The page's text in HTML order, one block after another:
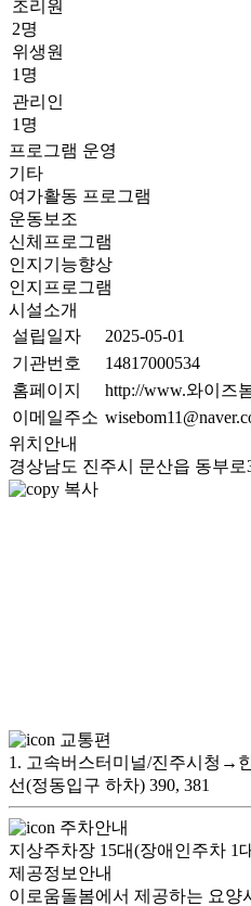
조리원
2명
위생원
1명
관리인
1명
프로그램 운영
기타
여가활동 프로그램
운동보조
신체프로그램
인지기능향상
인지프로그램
시설소개
설립일자
2025-05-01
기관번호
14817000534
홈페이지
http://www.와이즈
이메일주소
위치안내
경상남도 진주시 문산읍 동부로
복사
교통편
1. 고속버스터미널/진주시청→
선(정동입구 하차) 390, 381
주차안내
지상주차장 15대(장애인주차 1
제공정보안내
이로움돌봄에서 제공하는 요양